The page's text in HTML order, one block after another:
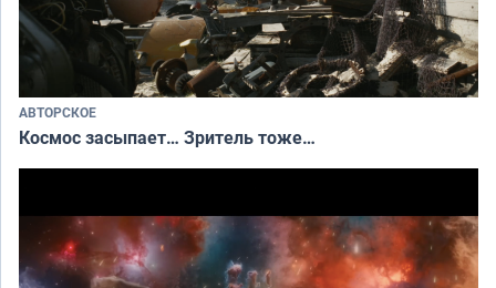
АВТОРСКОЕ
Космос засыпает… Зритель тоже…